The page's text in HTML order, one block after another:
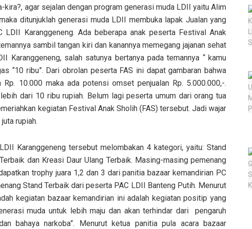
kira?, agar sejalan dengan program generasi muda LDII yaitu Alim
ditunjuklah generasi muda LDII membuka lapak Jualan yang
LDII Karanggeneng. Ada beberapa anak peserta Festival Anak
sambil tangan kiri dan kanannya memegang jajanan sehat
Karanggeneng, salah satunya bertanya pada temannya “ kamu
“10 ribu”. Dari obrolan peserta FAS ini dapat gambaran bahwa
10.000 maka ada potensi omset penjualan Rp. 5.000.000,-.
dari 10 ribu rupiah. Belum lagi peserta umum dari orang tua
kegiatan Festival Anak Sholih (FAS) tersebut. Jadi wajar
rupiah.
Karanggeneng tersebut melombakan 4 kategori, yaitu: Stand
dan Kreasi Daur Ulang Terbaik. Masing-masing pemenang
trophy juara 1,2 dan 3 dari panitia bazaar kemandirian PC
Stand Terbaik dari peserta PAC LDII Banteng Putih. Menurut
kegiatan bazaar kemandirian ini adalah kegiatan positip yang
muda untuk lebih maju dan akan terhindar dari pengaruh
bahaya narkoba”. Menurut ketua panitia pula acara bazaar